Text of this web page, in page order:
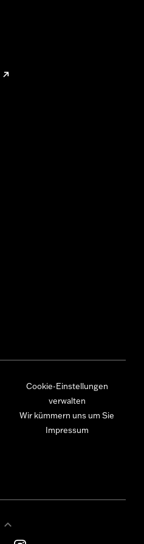
Cookie-Einstellungen
verwalten
Wir kümmern uns um Sie
Impressum